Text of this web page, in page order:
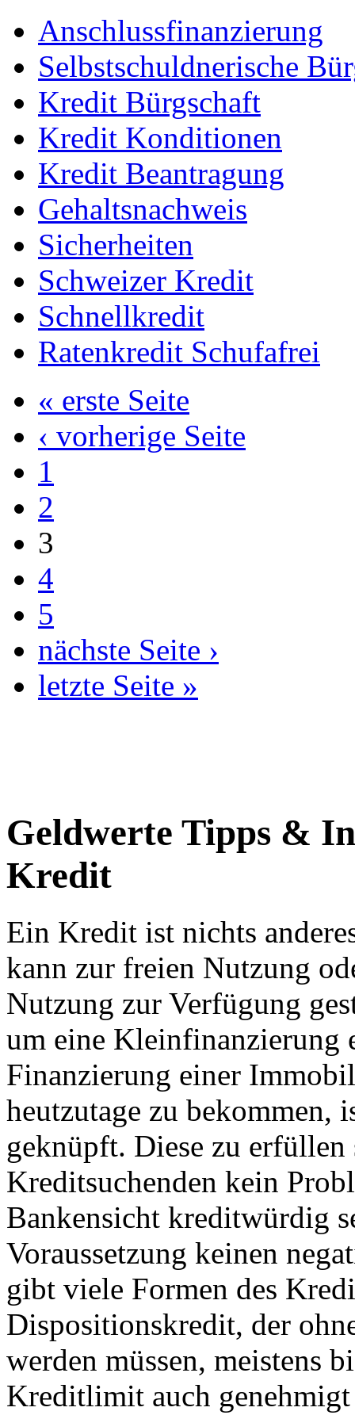
Anschlussfinanzierung
Selbstschuldnerische
Kredit Bürgschaft
Kredit Konditionen
Kredit Beantragung
Gehaltsnachweis
Sicherheiten
Schweizer Kredit
Schnellkredit
Ratenkredit Schufafrei
« erste Seite
‹ vorherige Seite
1
2
3
4
5
nächste Seite ›
letzte Seite »
Geldwerte Tipps &
Kredit
Ein Kredit ist nichts
kann zur freien Nutzung
Nutzung zur Verfügung
um eine Kleinfinanzierung
Finanzierung einer
heutzutage zu bekommen,
geknüpft. Diese zu
Kreditsuchenden kein
Bankensicht kreditwürdig
Voraussetzung keinen
gibt viele Formen des
Dispositionskredit, der
werden müssen, meistens
Kreditlimit auch